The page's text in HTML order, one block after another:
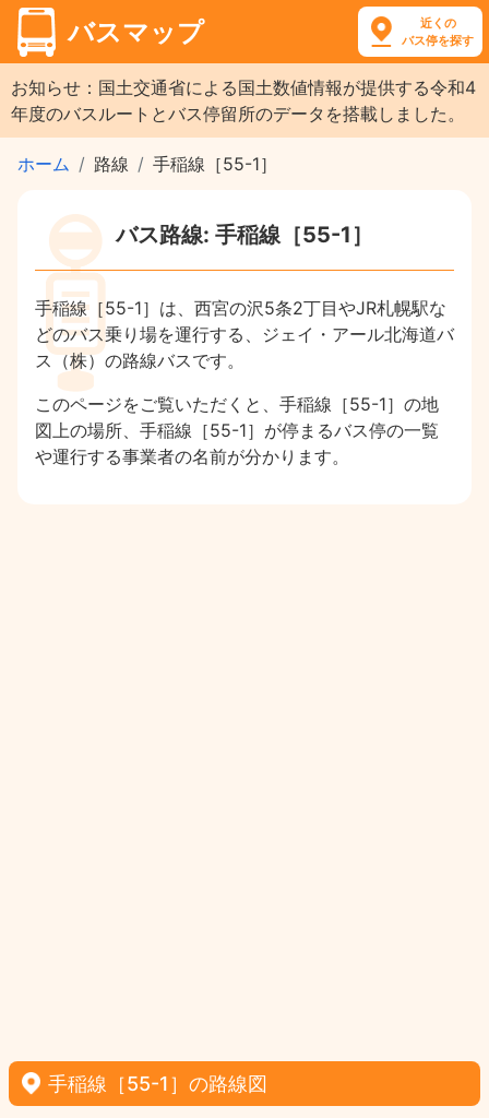
バスマップ
近くの
バス停を探す
お知らせ：国土交通省による国土数値情報が提供する令和4
年度のバスルートとバス停留所のデータを搭載しました。
ホーム 路線 手稲線［55-1］
バス路線: 手稲線［55-1］
手稲線［55-1］は、西宮の沢5条2丁目やJR札幌駅な
どのバス乗り場を運行する、ジェイ・アール北海道バ
ス（株）の路線バスです。
このページをご覧いただくと、手稲線［55-1］の地
図上の場所、手稲線［55-1］が停まるバス停の一覧
や運行する事業者の名前が分かります。
手稲線［55-1］の路線図